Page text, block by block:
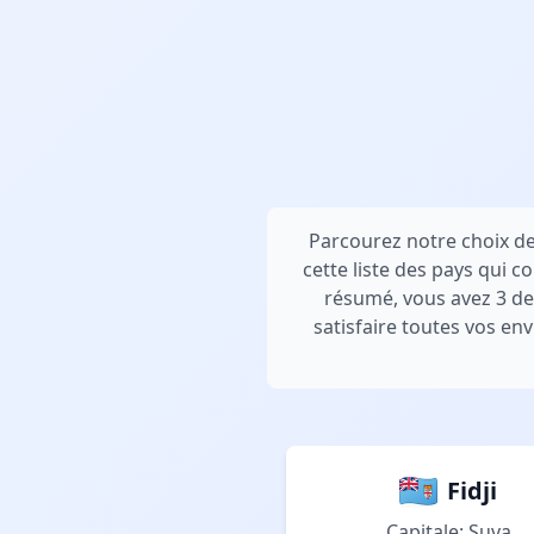
Parcourez notre choix
cette liste des pays qui
résumé, vous avez 3
satisfaire toutes vos
Fidji